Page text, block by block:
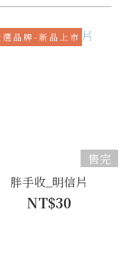
選 品 牌 - 新 品 上 市
售完
胖手收_明信片
NT$30